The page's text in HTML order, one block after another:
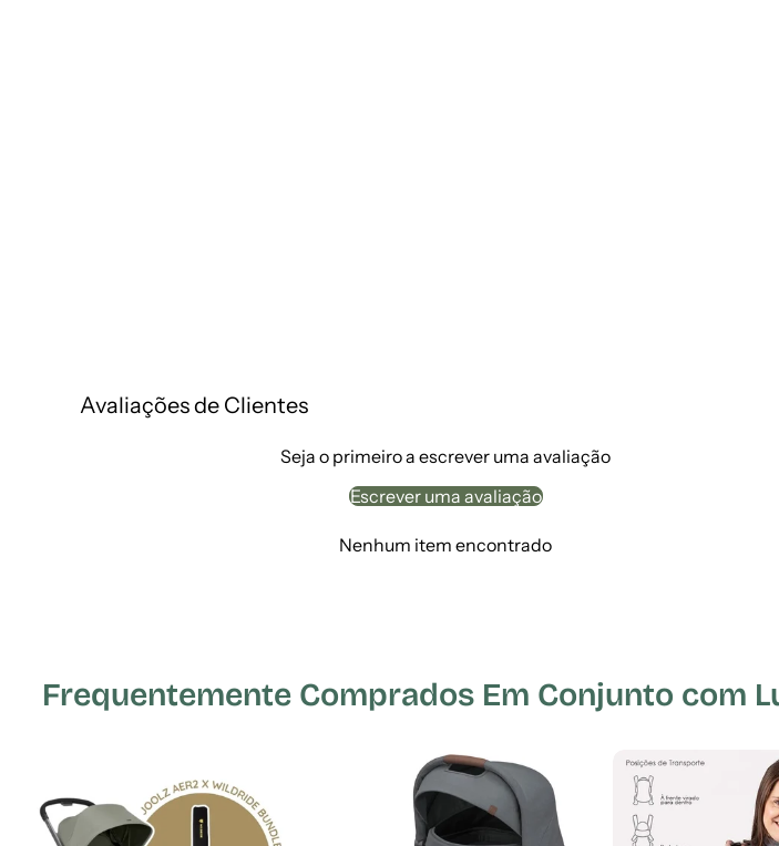
Avaliações de Clientes
Seja o primeiro a escrever uma avaliação
Escrever uma avaliação
Nenhum item encontrado
Frequentemente Comprados Em Conjunto com